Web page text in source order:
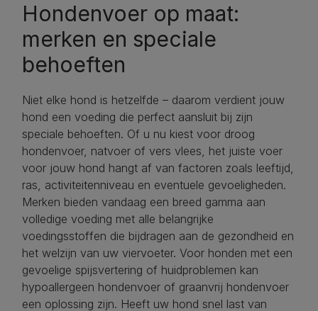
Hondenvoer op maat:
merken en speciale
behoeften
Niet elke hond is hetzelfde – daarom verdient jouw
hond een voeding die perfect aansluit bij zijn
speciale behoeften. Of u nu kiest voor droog
hondenvoer, natvoer of vers vlees, het juiste voer
voor jouw hond hangt af van factoren zoals leeftijd,
ras, activiteitenniveau en eventuele gevoeligheden.
Merken bieden vandaag een breed gamma aan
volledige voeding met alle belangrijke
voedingsstoffen die bijdragen aan de gezondheid en
het welzijn van uw viervoeter. Voor honden met een
gevoelige spijsvertering of huidproblemen kan
hypoallergeen hondenvoer of graanvrij hondenvoer
een oplossing zijn. Heeft uw hond snel last van